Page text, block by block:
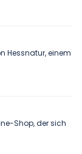
Hessnatur, einem
Shop, der sich